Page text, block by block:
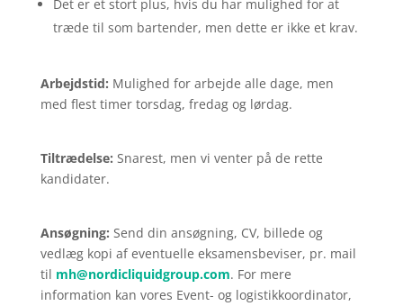
Det er et stort plus, hvis du har mulighed for at
træde til som bartender, men dette er ikke et krav.
Arbejdstid: Mulighed for arbejde alle dage, men
med flest timer torsdag, fredag og lørdag.
Tiltrædelse: Snarest, men vi venter på de rette
kandidater.
Ansøgning: Send din ansøgning, CV, billede og
vedlæg kopi af eventuelle eksamensbeviser, pr. mail
til mh@nordicliquidgroup.com. For mere
information kan vores Event- og logistikkoordinator,